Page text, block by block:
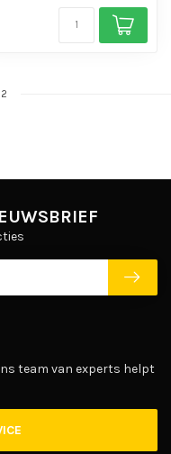
team van experts helpt